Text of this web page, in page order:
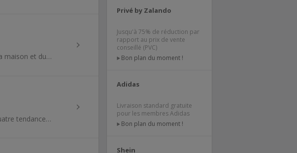
ManoMano est LE leader européen spécialiste du bricolage, de la maison et du jardin. ManoMano s'adressent à tous, des bricoleurs amateurs aux profe...
En tant que principale place de marché, eBay répond ainsi aux quatre tendances actuelles : un commerce mobile, local, social et digital...
Privé by Zalando
Jusqu'à 75% de réduction par
rapport au prix de vente
conseillé (PVC)
Bon plan du moment !
Adidas
Livraison standard gratuite
pour les membres Adidas
Bon plan du moment !
Shein